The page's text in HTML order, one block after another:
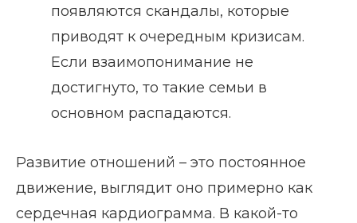
появляются скандалы, которые
приводят к очередным кризисам.
Если взаимопонимание не
достигнуто, то такие семьи в
основном распадаются.
Развитие отношений – это постоянное
движение, выглядит оно примерно как
сердечная кардиограмма. В какой-то